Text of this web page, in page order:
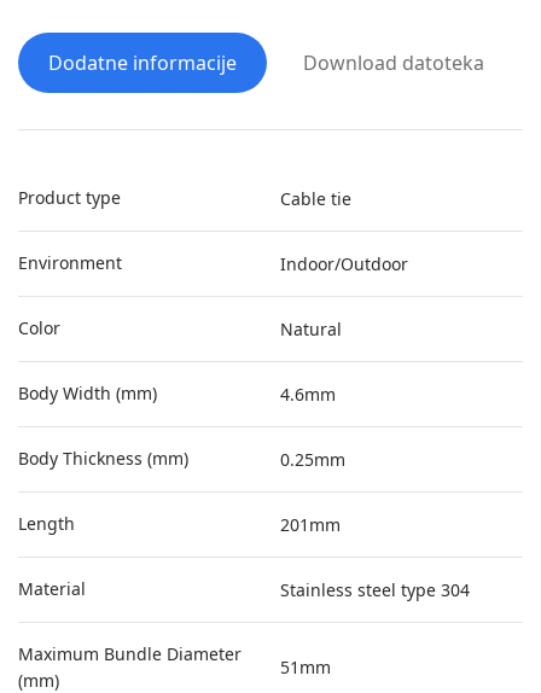
Dodatne informacije Download datoteka
Product type Cable tie
Environment Indoor/Outdoor
Color Natural
Body Width (mm) 4.6mm
Body Thickness (mm) 0.25mm
Length 201mm
Material Stainless steel type 304
Maximum Bundle Diameter
(mm)
51mm